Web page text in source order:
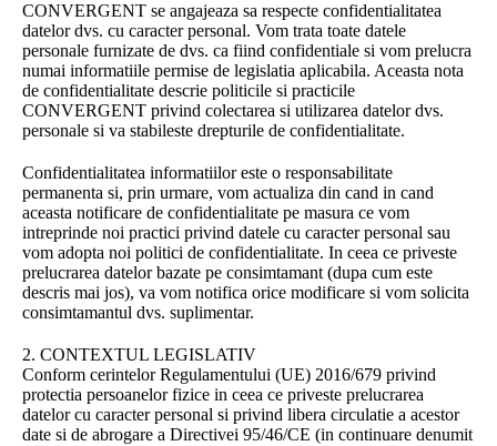
CONVERGENT se angajeaza sa respecte confidentialitatea
datelor dvs. cu caracter personal. Vom trata toate datele
personale furnizate de dvs. ca fiind confidentiale si vom prelucra
numai informatiile permise de legislatia aplicabila. Aceasta nota
de confidentialitate descrie politicile si practicile
CONVERGENT privind colectarea si utilizarea datelor dvs.
personale si va stabileste drepturile de confidentialitate.
Confidentialitatea informatiilor este o responsabilitate
permanenta si, prin urmare, vom actualiza din cand in cand
aceasta notificare de confidentialitate pe masura ce vom
intreprinde noi practici privind datele cu caracter personal sau
vom adopta noi politici de confidentialitate. In ceea ce priveste
prelucrarea datelor bazate pe consimtamant (dupa cum este
descris mai jos), va vom notifica orice modificare si vom solicita
consimtamantul dvs. suplimentar.
2. CONTEXTUL LEGISLATIV
Conform cerintelor Regulamentului (UE) 2016/679 privind
protectia persoanelor fizice in ceea ce priveste prelucrarea
datelor cu caracter personal si privind libera circulatie a acestor
date si de abrogare a Directivei 95/46/CE (in continuare denumit